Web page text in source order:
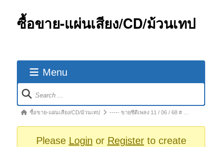
ซื้อขาย-แผ่นเสียง/CD/ม้วนเทป
Menu
Forum
Navigation
Forumซื้อขาย-แผ่นเสียง/CD/ม้วนเทป ----- ขายซีดีเพลง 11 / 06 / 68 # …
Please Login or Registerto create